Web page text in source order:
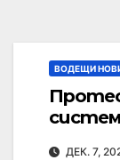
ВОДЕЩИ
ДЕК. 7,